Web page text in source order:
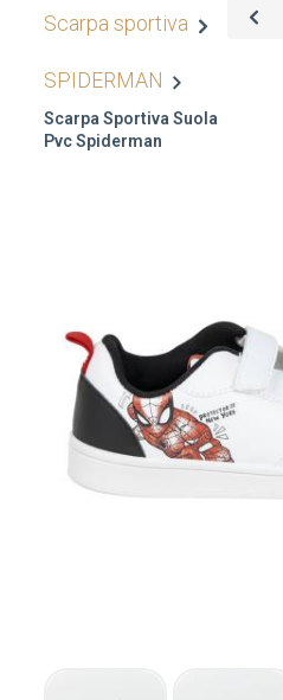
Scarpa sportiva
SPIDERMAN
Scarpa Sportiva Suola
Pvc Spiderman